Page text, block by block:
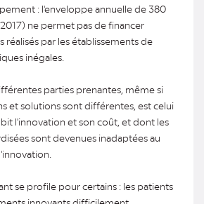
: l'enveloppe annuelle de 380
ne permet pas de financer
réalisés par les établissements de
inégales.
parties prenantes, même si
et solutions sont différentes, est celui
l'innovation et son coût, et dont les
sont devenues inadaptées au
se profile pour certains : les patients